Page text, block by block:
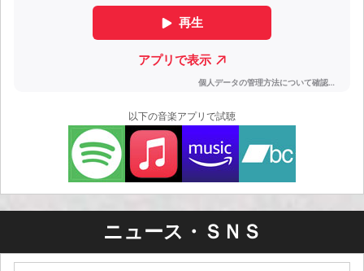
以下の音楽アプリで試聴
ニュース・ＳＮＳ